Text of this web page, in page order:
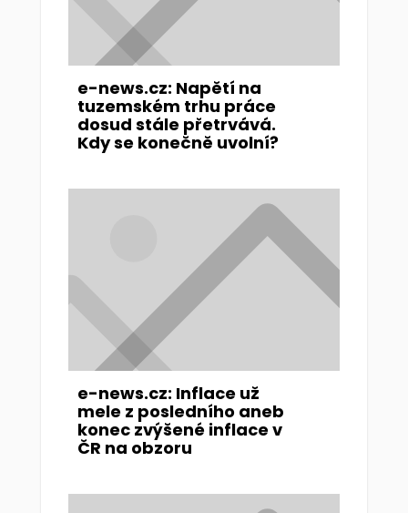
e-news.cz: Napětí na
tuzemském trhu práce
dosud stále přetrvává.
Kdy se konečně uvolní?
e-news.cz: Inflace už
mele z posledního aneb
konec zvýšené inflace v
ČR na obzoru